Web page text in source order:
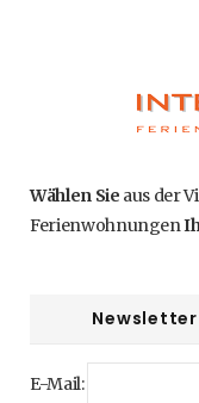
Wählen Sie aus der
Ferienwohnungen
E-Mail: